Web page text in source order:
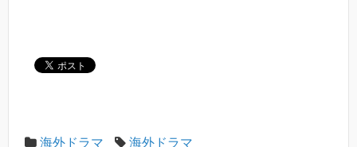
海外ドラマ 海外ドラマ